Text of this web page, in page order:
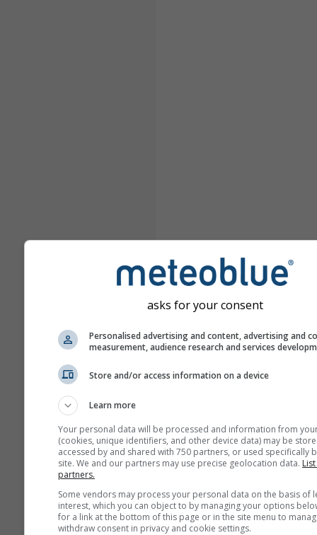
asks for your consent
Personalised advertising and content, advertising and
measurement, audience research and services
Store and/or access information on a device
Learn more
Your personal data will be processed and information from
(cookies, unique identifiers, and other device data) may be
accessed by and shared with 750 partners, or used specifically
site. We and our partners may use precise geolocation data.
partners.
Some vendors may process your personal data on the basis of
interest, which you can object to by managing your options
for a link at the bottom of this page or in the site menu to
withdraw consent in privacy and cookie settings.